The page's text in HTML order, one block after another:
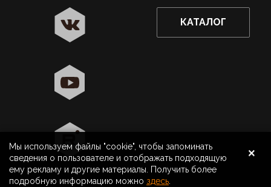
8 800 500 40 40 Астрахань
Да
Поиск
КАТАЛОГ
Мы используем файлы "cookie", чтобы запоминать
сведения о пользователе и отображать подходящую
ему рекламу и другие материалы. Получить более
подробную информацию можно здесь
×